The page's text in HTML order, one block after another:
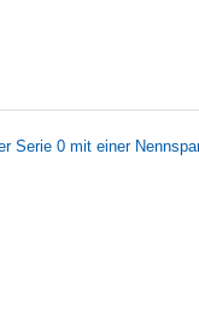
Serie 0 mit einer